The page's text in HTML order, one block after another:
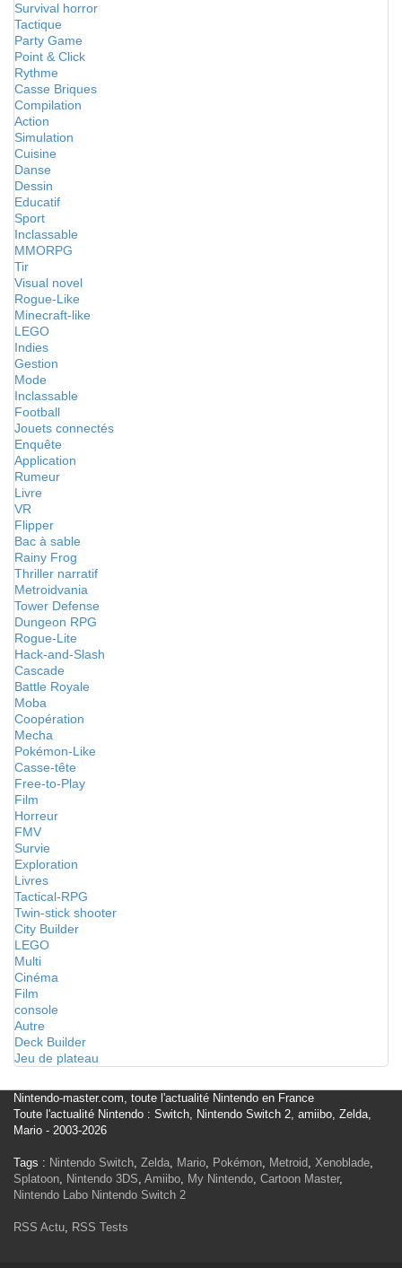
Survival horror
Tactique
Party Game
Point & Click
Rythme
Casse Briques
Compilation
Action
Simulation
Cuisine
Danse
Dessin
Educatif
Sport
Inclassable
MMORPG
Tir
Visual novel
Rogue-Like
Minecraft-like
LEGO
Indies
Gestion
Mode
Inclassable
Football
Jouets connectés
Enquête
Application
Rumeur
Livre
VR
Flipper
Bac à sable
Rainy Frog
Thriller narratif
Metroidvania
Tower Defense
Dungeon RPG
Rogue-Lite
Hack-and-Slash
Cascade
Battle Royale
Moba
Coopération
Mecha
Pokémon-Like
Casse-tête
Free-to-Play
Film
Horreur
FMV
Survie
Exploration
Livres
Tactical-RPG
Twin-stick shooter
City Builder
LEGO
Multi
Cinéma
Film
console
Autre
Deck Builder
Jeu de plateau
Nintendo-master.com, toute l'actualité Nintendo en France
Toute l'actualité Nintendo : Switch, Nintendo Switch 2, amiibo, Zelda,
Mario - 2003-2026
Tags : Nintendo Switch, Zelda, Mario, Pokémon, Metroid, Xenoblade,
Splatoon, Nintendo 3DS, Amiibo, My Nintendo, Cartoon Master,
Nintendo Labo Nintendo Switch 2
RSS Actu, RSS Tests